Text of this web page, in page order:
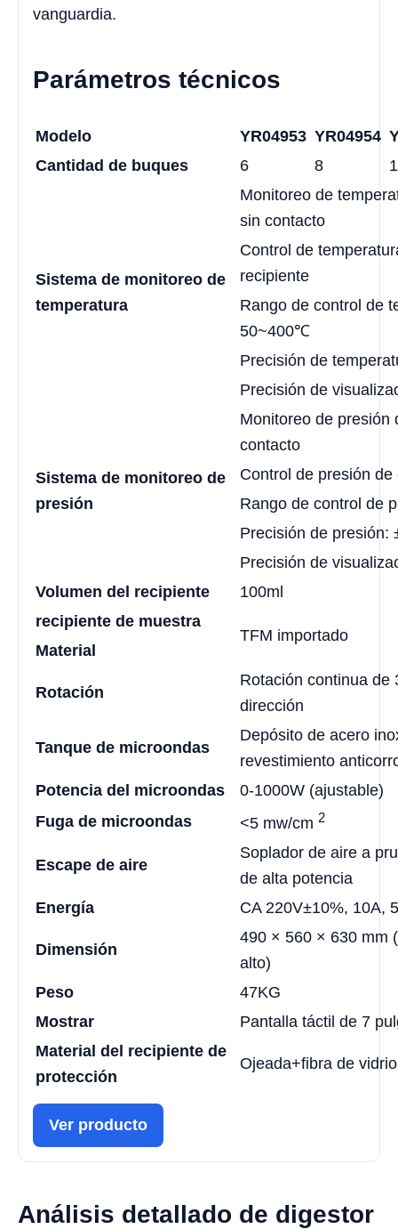
vanguardia.
Parámetros técnicos
Modelo YR04953 YR04954
Cantidad de buques
6 8
Sistema de monitoreo de
temperatura
Monitoreo de
sin contacto
Control de
recipiente
Rango de control de
50~400℃
Precisión de
Precisión de
Sistema de monitoreo de
presión
Monitoreo de presión
contacto
Control de presión
Rango de control de
Precisión de presión:
Precisión de
Volumen del recipiente
100ml
recipiente de muestra
TFM importado
Material
Rotación
Rotación continua de
dirección
Tanque de microondas
Depósito de acero
revestimiento
Potencia del microondas
0-1000W (ajustable)
Fuga de microondas
<5 mw/cm 2
Escape de aire
Soplador de aire a
de alta potencia
Energía
CA 220V±10%, 10A,
Dimensión
490 × 560 × 630 mm
alto)
Peso
47KG
Mostrar
Pantalla táctil de 7
Material del recipiente de
protección
Ojeada+fibra de vidrio
Ver producto
Análisis detallado de digestor